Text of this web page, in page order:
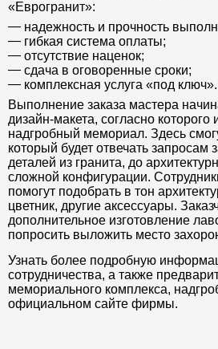
«Еврогранит»:
надежность и прочность
гибкая система оплаты;
отсутствие наценок;
сдача в оговоренные сроки;
комплексная услуга «под ключ».
Выполнение заказа мастера
дизайн-макета, согласно которого
надгробный мемориал. Здесь
который будет отвечать запросам
деталей из гранита, до
сложной конфигурации.
помогут подобрать в тон
цветник, другие аксессуары.
дополнительное изготовление
попросить выложить место
Узнать более подробную
сотрудничества, а также
мемориального комплекса,
официальном сайте фирмы.